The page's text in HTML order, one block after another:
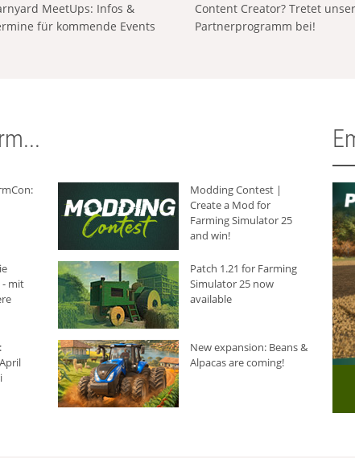
MeetUps: Infos &
für kommende Events
Content Creator? Tretet
Partnerprogramm bei!
Modding Contest |
Create a Mod for
Farming Simulator 25
and win!
- mit
Patch 1.21 for Farming
Simulator 25 now
available
New expansion: Beans &
Alpacas are coming!